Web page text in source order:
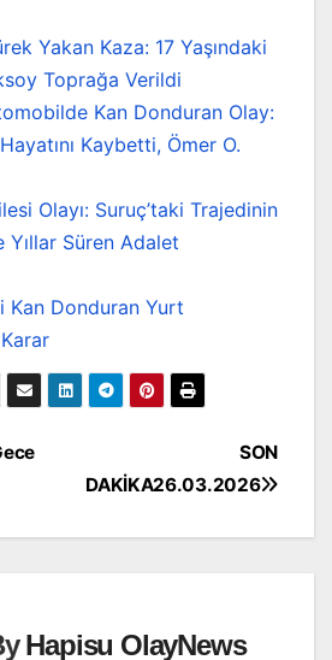
Yakan Kaza: 17 Yaşındaki
Toprağa Verildi
Kan Donduran Olay:
Kaybetti, Ömer O.
Olayı: Suruç’taki Trajedinin
Yıllar Süren Adalet
Kan Donduran Yurt
SON
DAKİKA26.03.2026
Hapisu OlayNews